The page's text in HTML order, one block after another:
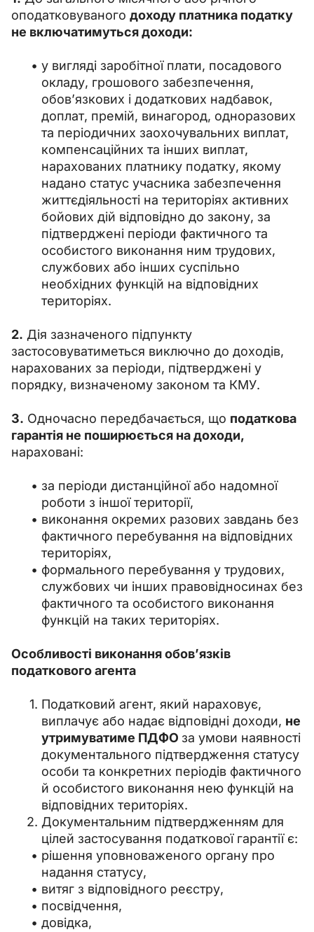
оподатковуваного доходу платника податку
не включатимуться доходи:
у вигляді заробітної плати, посадового
окладу, грошового забезпечення,
обов’язкових і додаткових надбавок,
доплат, премій, винагород, одноразових
та періодичних заохочувальних виплат,
компенсаційних та інших виплат,
нарахованих платнику податку, якому
надано статус учасника забезпечення
життєдіяльності на територіях активних
бойових дій відповідно до закону, за
підтверджені періоди фактичного та
особистого виконання ним трудових,
службових або інших суспільно
необхідних функцій на відповідних
територіях.
2. Дія зазначеного підпункту
застосовуватиметься виключно до доходів,
нарахованих за періоди, підтверджені у
порядку, визначеному законом та КМУ.
3. Одночасно передбачається, що податкова
гарантія не поширюється на доходи,
нараховані:
за періоди дистанційної або надомної
роботи з іншої території,
виконання окремих разових завдань без
фактичного перебування на відповідних
територіях,
формального перебування у трудових,
службових чи інших правовідносинах без
фактичного та особистого виконання
функцій на таких територіях.
Особливості виконання обов’язків
податкового агента
Податковий агент, який нараховує,
виплачує або надає відповідні доходи, не
утримуватиме ПДФО за умови наявності
документального підтвердження статусу
особи та конкретних періодів фактичного
й особистого виконання нею функцій на
відповідних територіях.
Документальним підтвердженням для
цілей застосування податкової гарантії є:
рішення уповноваженого органу про
надання статусу,
витяг з відповідного реєстру,
посвідчення,
довідка,